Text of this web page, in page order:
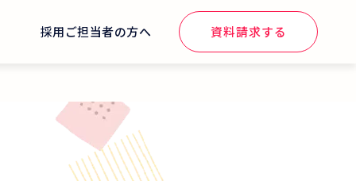
採用ご担当者の方へ 資料請求する